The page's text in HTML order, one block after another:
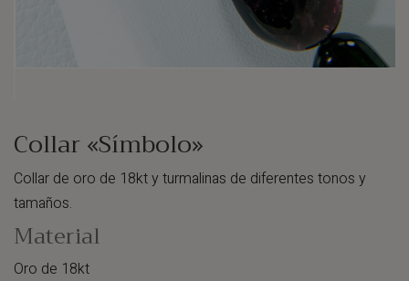
Collar «Símbolo»
Collar de oro de 18kt y turmalinas de diferentes tonos y
tamaños.
Material
Oro de 18kt